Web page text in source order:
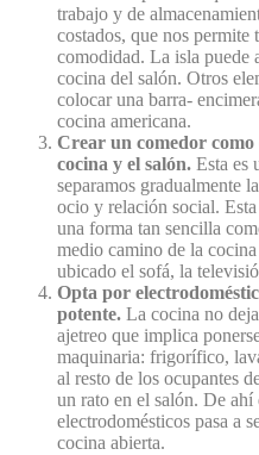
trabajo y de
costados, que nos permite
comodidad. La isla puede
cocina del salón. Otros
colocar una barra-
cocina americana.
Crear un comedor como
cocina y el salón. Esta es
separamos gradualmente
ocio y relación social.
una forma tan sencilla
medio camino de la
ubicado el sofá, la
Opta por
potente. La cocina no
ajetreo que implica
maquinaria: frigorífico,
al resto de los ocupantes
un rato en el salón. De ahí
electrodomésticos pasa a
cocina abierta.